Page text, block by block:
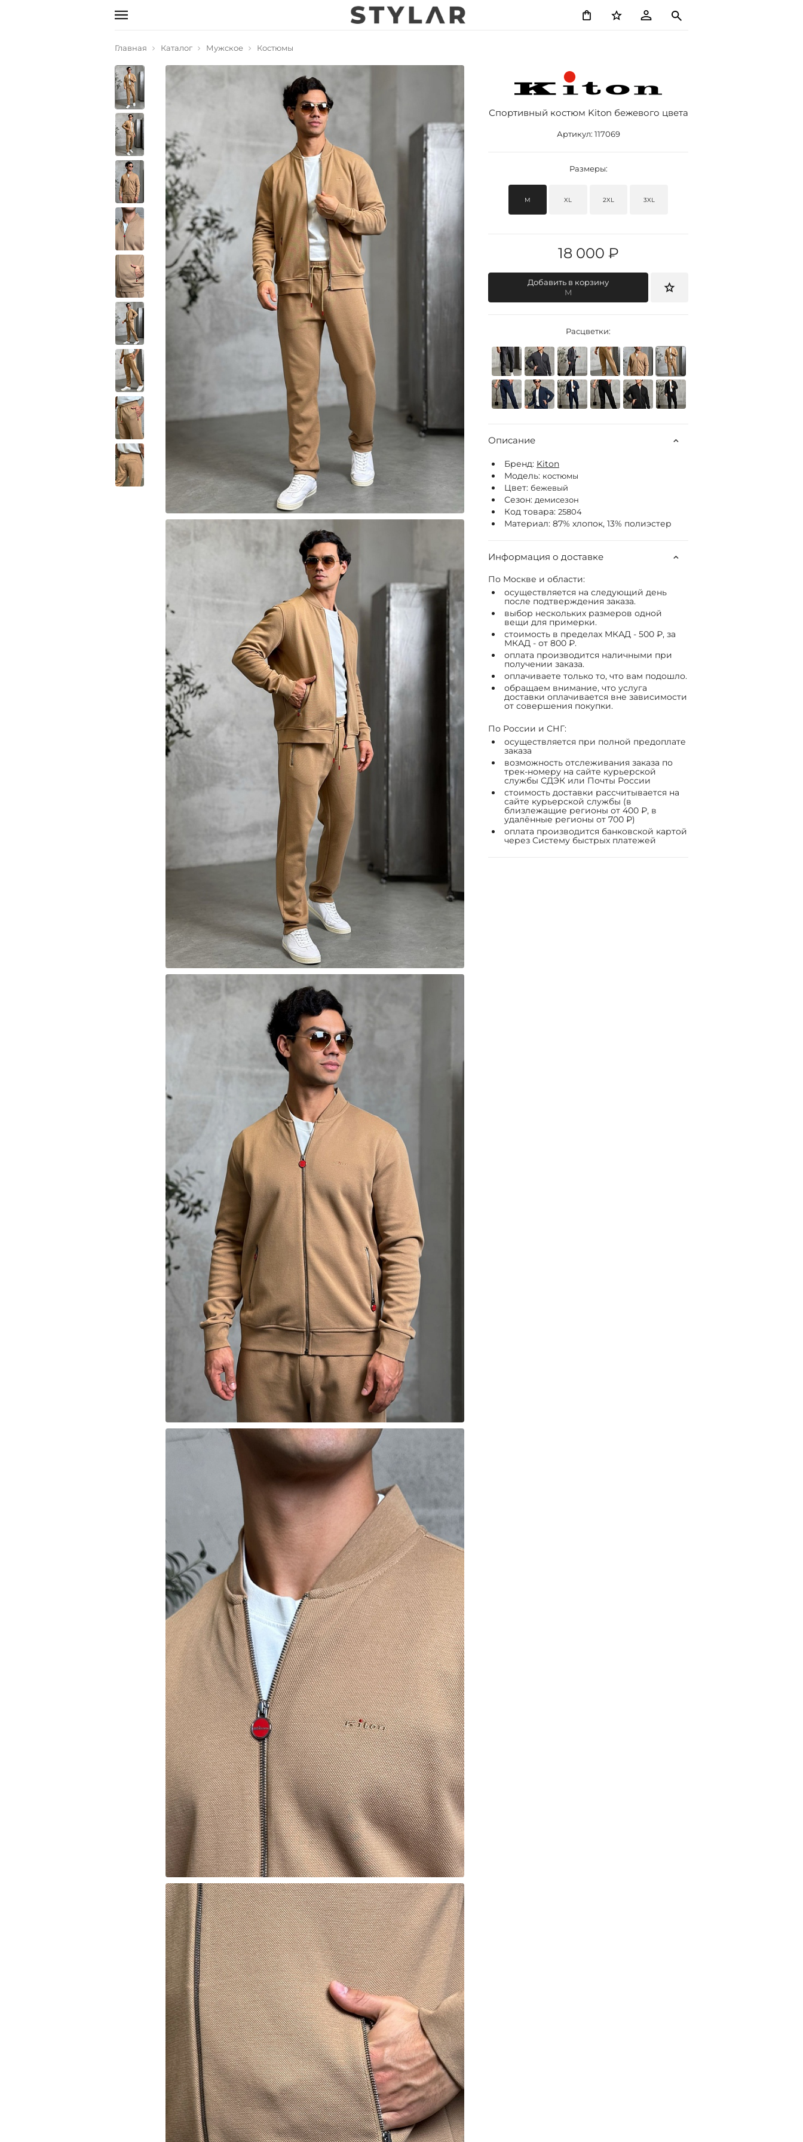
Главная Каталог Мужское Костюмы
Спортивный костюм Kiton бежевого цвета
Артикул: 117069
Размеры:
M XL 2XL 3XL
18 000 ₽
Добавить в корзину
M
Расцветки:
Описание
Бренд: Kiton
Модель: костюмы
Цвет: бежевый
Сезон: демисезон
Код товара: 25804
Материал: 87% хлопок, 13% полиэстер
Информация о доставке
По Москве и области:
осуществляется на следующий день
после подтверждения заказа.
выбор нескольких размеров одной
вещи для примерки.
стоимость в пределах МКАД - 500 ₽, за
МКАД - от 800 ₽.
оплата производится наличными при
получении заказа.
оплачиваете только то, что вам подошло.
обращаем внимание, что услуга
доставки оплачивается вне зависимости
от совершения покупки.
По России и СНГ:
осуществляется при полной предоплате
заказа
возможность отслеживания заказа по
трек-номеру на сайте курьерской
службы СДЭК или Почты России
стоимость доставки рассчитывается на
сайте курьерской службы (в
близлежащие регионы от 400 ₽, в
удалённые регионы от 700 ₽)
оплата производится банковской картой
через Систему быстрых платежей